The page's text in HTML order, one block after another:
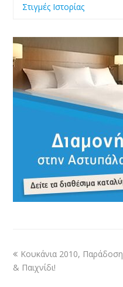
Στιγμές Ιστορίας
Κουκάνια 2010, Παράδοση
& Παιχνίδι!